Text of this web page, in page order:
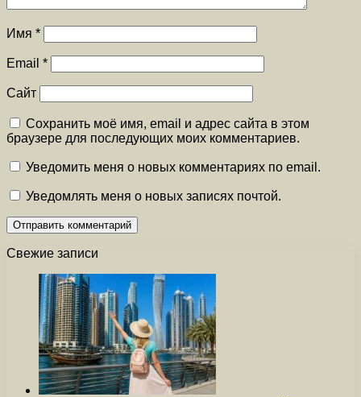
Имя *
Email *
Сайт
Сохранить моё имя, email и адрес сайта в этом
браузере для последующих моих комментариев.
Уведомить меня о новых комментариях по email.
Уведомлять меня о новых записях почтой.
Свежие записи